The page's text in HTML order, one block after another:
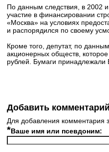
По данным следствия, в 2002
участие в финансировании
«Москва» на условиях
и распорядился по своему
Кроме того, депутат, по
акционерных обществ,
рублей. Бумаги принадлежали
Добавить комментарий
Для добавления комментария
*Ваше имя или псевдоним: